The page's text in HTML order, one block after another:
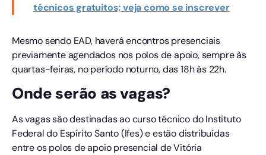
técnicos gratuitos; veja como se inscrever
Mesmo sendo EAD, haverá encontros presenciais
previamente agendados nos polos de apoio, sempre às
quartas-feiras, no período noturno, das 18h às 22h.
Onde serão as vagas?
As vagas são destinadas ao curso técnico do Instituto
Federal do Espírito Santo (Ifes) e estão distribuídas
entre os polos de apoio presencial de Vitória